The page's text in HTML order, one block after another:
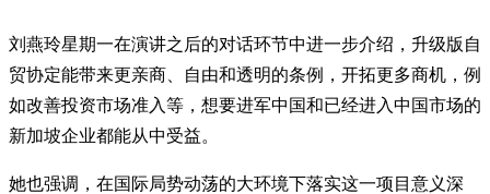
刘燕玲星期一在演讲之后的对话环节中进一步介绍，升级版自
贸协定能带来更亲商、自由和透明的条例，开拓更多商机，例
如改善投资市场准入等，想要进军中国和已经进入中国市场的
新加坡企业都能从中受益。
她也强调，在国际局势动荡的大环境下落实这一项目意义深